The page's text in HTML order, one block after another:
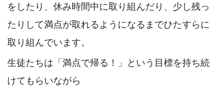
をしたり、休み時間中に取り組んだり、少し残っ
たりして満点が取れるようになるまでひたすらに
取り組んでいます。
生徒たちは「満点で帰る！」という目標を持ち続
けてもらいながら